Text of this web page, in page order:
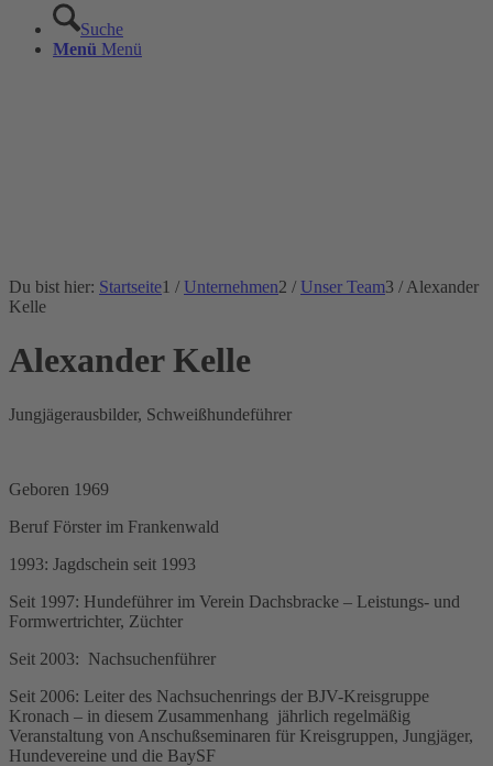
Suche
Menü Menü
Du bist hier: Startseite1 / Unternehmen2 / Unser Team3 / Alexander
Kelle
Alexander Kelle
Jungjägerausbilder, Schweißhundeführer
Geboren 1969
Beruf Förster im Frankenwald
1993: Jagdschein seit 1993
Seit 1997: Hundeführer im Verein Dachsbracke – Leistungs- und
Formwertrichter, Züchter
Seit 2003: Nachsuchenführer
Seit 2006: Leiter des Nachsuchenrings der BJV-Kreisgruppe
Kronach – in diesem Zusammenhang jährlich regelmäßig
Veranstaltung von Anschußseminaren für Kreisgruppen, Jungjäger,
Hundevereine und die BaySF